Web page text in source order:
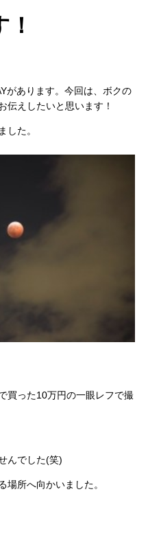
があります。今回は、ボクの
伝えしたいと思います！
した。
買った10万円の一眼レフで撮
んでした(笑)
場所へ向かいました。